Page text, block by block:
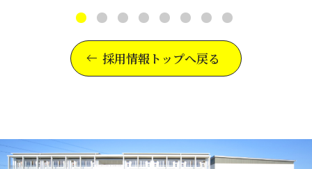
採用情報トップへ戻る